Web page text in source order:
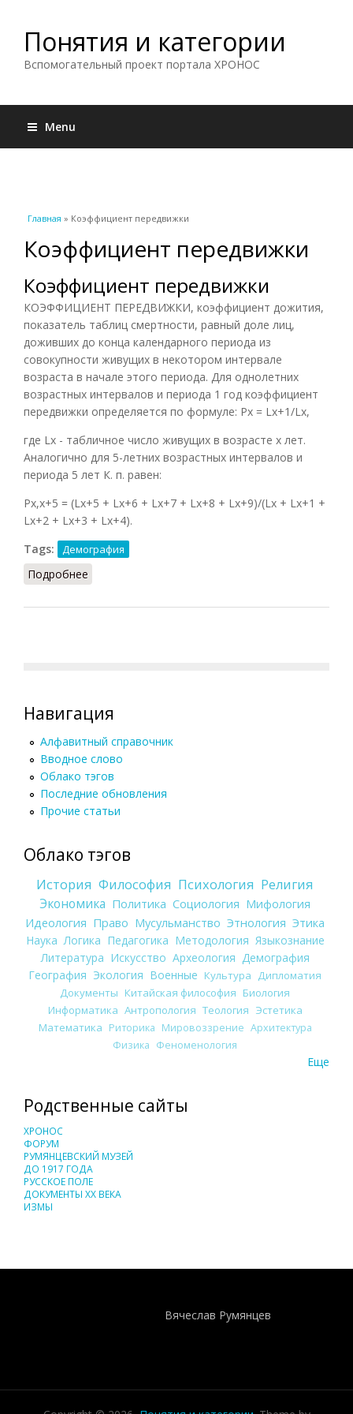
Понятия и категории
Вспомогательный проект портала ХРОНОС
Menu
Вы здесь
Главная » Коэффициент передвижки
Коэффициент передвижки
Коэффициент передвижки
КОЭФФИЦИЕНТ ПЕРЕДВИЖКИ, коэффициент дожития,
показатель таблиц смертности, равный доле лиц,
доживших до конца календарного периода из
совокупности живущих в некотором интервале
возраста в начале этого периода. Для однолетних
возрастных интервалов и периода 1 год коэффициент
передвижки определяется по формуле: Px = Lx+1/Lx,
где Lx - табличное число живущих в возрасте х лет.
Аналогично для 5-летних возрастных интервалов и
периода 5 лет К. п. равен:
Px,x+5 = (Lx+5 + Lx+6 + Lx+7 + Lx+8 + Lx+9)/(Lx + Lx+1 +
Lx+2 + Lx+3 + Lx+4).
Tags:
Демография
Подробнее
Навигация
Алфавитный справочник
Вводное слово
Облако тэгов
Последние обновления
Прочие статьи
Облако тэгов
История Философия Психология Религия
Экономика Политика Социология Мифология
Идеология Право Мусульманство Этнология Этика
Наука Логика Педагогика Методология Языкознание
Литература Искусство Археология Демография
География Экология Военные Культура
Дипломатия
Документы Китайская философия Биология
Информатика Антропология Теология Эстетика
Математика Риторика Мировоззрение Архитектура
Физика Феноменология
Еще
Родственные сайты
ХРОНОС
ФОРУМ
РУМЯНЦЕВСКИЙ МУЗЕЙ
ДО 1917 ГОДА
РУССКОЕ ПОЛЕ
ДОКУМЕНТЫ XX ВЕКА
ИЗМЫ
Вячеслав Румянцев